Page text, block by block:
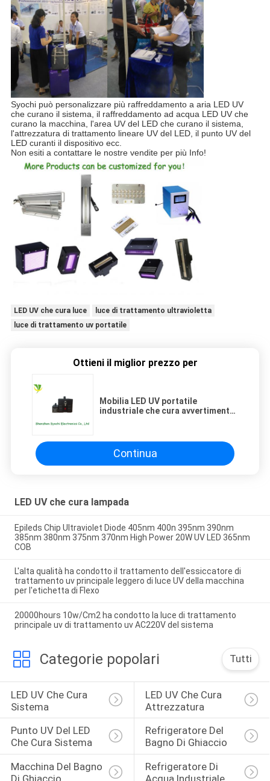
Syochi può personalizzare più raffreddamento a aria LED UV
che curano il sistema, il raffreddamento ad acqua LED UV che
curano la macchina, l'area UV del LED che curano il sistema,
l'attrezzatura di trattamento lineare UV del LED, il punto UV del
LED curanti il dispositivo ecc.
Non esiti a contattare le nostre vendite per più Info!
LED UV che cura luce
luce di trattamento ultravioletta
luce di trattamento uv portatile
Ottieni il miglior prezzo per
Mobilia LED UV portatile
industriale che cura avvertimento
Continua
LED UV che cura lampada
Epileds Chip Ultraviolet Diode 405nm 400n 395nm 390nm
385nm 380nm 375nm 370nm High Power 20W UV LED 365nm
COB
L'alta qualità ha condotto il trattamento dell'essiccatore di
trattamento uv principale leggero di luce UV della macchina
per l'etichetta di Flexo
20000hours 10w/Cm2 ha condotto la luce di trattamento
principale uv di trattamento uv AC220V del sistema
Categorie popolari Tutti
LED UV Che Cura
Sistema
LED UV Che Cura
Attrezzatura
Punto UV Del LED
Che Cura Sistema
Refrigeratore Del
Bagno Di Ghiaccio
Macchina Del Bagno
Refrigeratore Di